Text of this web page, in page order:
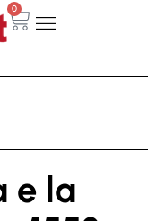
0
e la